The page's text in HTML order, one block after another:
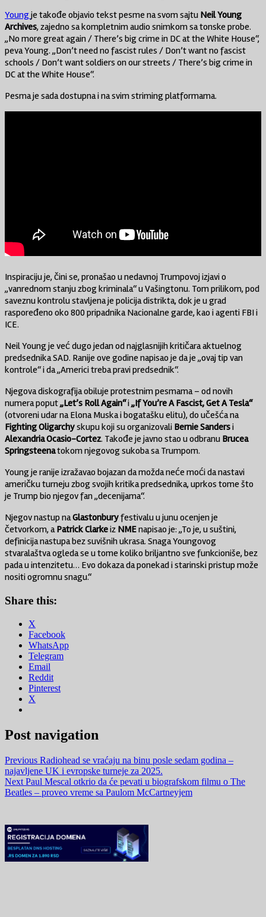
Youngje takođe objavio tekst pesme na svom sajtu Neil Young
Archives, zajedno sa kompletnim audio snimkom sa tonske probe.
„No more great again / There’s big crime in DC at the White House“,
peva Young. „Don’t need no fascist rules / Don’t want no fascist
schools / Don’t want soldiers on our streets / There’s big crime in
DC at the White House“.
Pesma je sada dostupna i na svim striming platformama.
Inspiraciju je, čini se, pronašao u nedavnoj Trumpovoj izjavi o
„vanrednom stanju zbog kriminala“ u Vašingtonu. Tom prilikom, pod
saveznu kontrolu stavljena je policija distrikta, dok je u grad
raspoređeno oko 800 pripadnika Nacionalne garde, kao i agenti FBI i
ICE.
Neil Young je već dugo jedan od najglasnijih kritičara aktuelnog
predsednika SAD. Ranije ove godine napisao je da je „ovaj tip van
kontrole“ i da „Americi treba pravi predsednik“.
Njegova diskografija obiluje protestnim pesmama – od novih
numera poput„Let’s Roll Again“i„If You’re A Fascist, Get A Tesla“
(otvoreni udar na Elona Muska i bogatašku elitu), do učešća na
Fighting Oligarchyskupu koji su organizovali Bernie Sandersi
Alexandria Ocasio-Cortez. Takođe je javno stao u odbranu Brucea
Springsteenatokom njegovog sukoba sa Trumpom.
Young je ranije izražavao bojazan da možda neće moći da nastavi
američku turneju zbog svojih kritika predsednika, uprkos tome što
je Trump bio njegov fan „decenijama“.
Njegov nastup naGlastonburyfestivalu u junu ocenjen je
četvorkom, aPatrick Clarkeiz NMEnapisao je: „To je, u suštini,
definicija nastupa bez suvišnih ukrasa. Snaga Youngovog
stvaralaštva ogleda se u tome koliko briljantno sve funkcioniše, bez
pada u intenzitetu… Evo dokaza da ponekad i starinski pristup može
nositi ogromnu snagu.“
Share this:
X
Facebook
WhatsApp
Telegram
Email
Reddit
Pinterest
X
Post navigation
Previous Radiohead se vraćaju na binu posle sedam godina –
najavljene UK i evropske turneje za 2025.
Next Paul Mescal otkrio da će pevati u biografskom filmu o The
Beatles – proveo vreme sa Paulom McCartneyjem